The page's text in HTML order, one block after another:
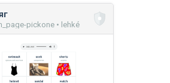
pickone • lehké